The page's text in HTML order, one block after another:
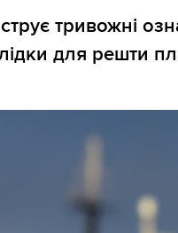
тривожні
для решти